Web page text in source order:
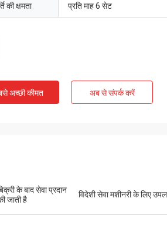
की क्षमता प्रति माह 6 सेट
अच्छी कीमत अब से संपर्क करें
के बाद सेवा प्रदान
जाती है
विदेशी सेवा मशीनरी के लिए